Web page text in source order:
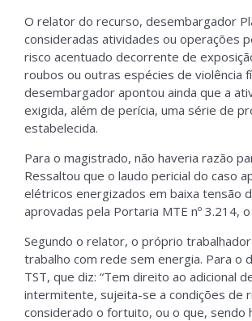
O relator do recurso, desembargador
consideradas atividades ou operações
risco acentuado decorrente de
roubos ou outras espécies de violência
desembargador apontou ainda que a
exigida, além de perícia, uma série de
estabelecida.
Para o magistrado, não haveria razão
Ressaltou que o laudo pericial do caso
elétricos energizados em baixa tensão
aprovadas pela Portaria MTE nº 3.214,
Segundo o relator, o próprio
trabalho com rede sem energia. Para o
TST, que diz: “Tem direito ao adicional
intermitente, sujeita-se a condições de
considerado o fortuito, ou o que,